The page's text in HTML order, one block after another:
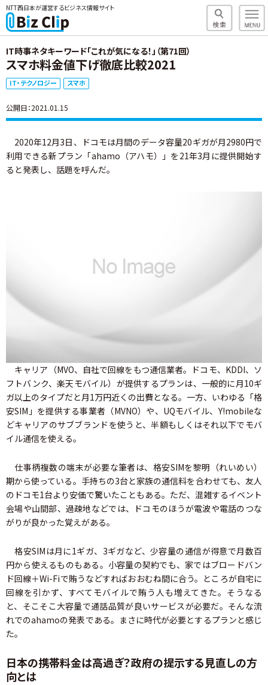
NTT西日本が運営するビジネス情報サイト
IT時事ネタキーワード「これが気になる！」（第71回）
スマホ料金値下げ徹底比較2021
IT・テクノロジー スマホ
公開日：2021.01.15
2020年12月3日、ドコモは月間のデータ容量20ギガが月2980円で
利用できる新プラン「ahamo（アハモ）」を21年3月に提供開始す
ると発表し、話題を呼んだ。
キャリア（MVO、自社で回線をもつ通信業者。ドコモ、KDDI、ソ
フトバンク、楽天モバイル）が提供するプランは、一般的に月10ギ
ガ以上のタイプだと月1万円近くの出費となる。一方、いわゆる「格
安SIM」を提供する事業者（MVNO）や、UQモバイル、Y!mobileな
どキャリアのサブブランドを使うと、半額もしくはそれ以下でモバ
イル通信を使える。
仕事柄複数の端末が必要な筆者は、格安SIMを黎明（れいめい）
期から使っている。手持ちの3台と家族の通信料を合わせても、友人
のドコモ1台より安価で驚いたこともある。ただ、混雑するイベント
会場や山間部、過疎地などでは、ドコモのほうが電波や電話のつな
がりが良かった覚えがある。
格安SIMは月に1ギガ、3ギガなど、少容量の通信が得意で月数百
円から使えるものもある。小容量の契約でも、家ではブロードバン
ド回線＋Wi-Fiで賄うなどすればおおむね間に合う。ところが自宅に
回線を引かず、すべてモバイルで賄う人も増えてきた。そうなる
と、そこそこ大容量で通話品質が良いサービスが必要だ。そんな流
れでのahamoの発表である。まさに時代が必要とするプランと感じ
た。
日本の携帯料金は高過ぎ？政府の提示する見直しの方
向とは